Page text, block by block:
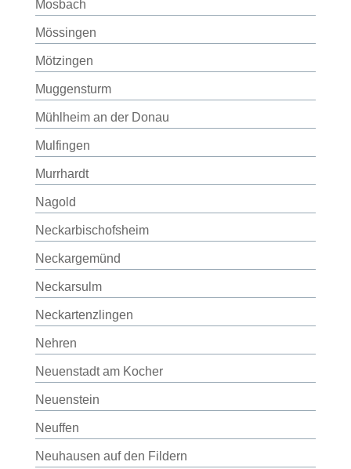
Mosbach
Mössingen
Mötzingen
Muggensturm
Mühlheim an der Donau
Mulfingen
Murrhardt
Nagold
Neckarbischofsheim
Neckargemünd
Neckarsulm
Neckartenzlingen
Nehren
Neuenstadt am Kocher
Neuenstein
Neuffen
Neuhausen auf den Fildern